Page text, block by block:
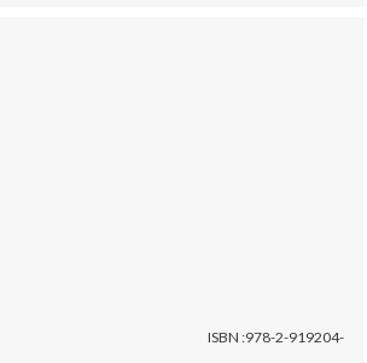
ISBN :978-2-919204-